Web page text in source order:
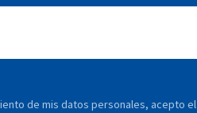
de mis datos personales, acepto el